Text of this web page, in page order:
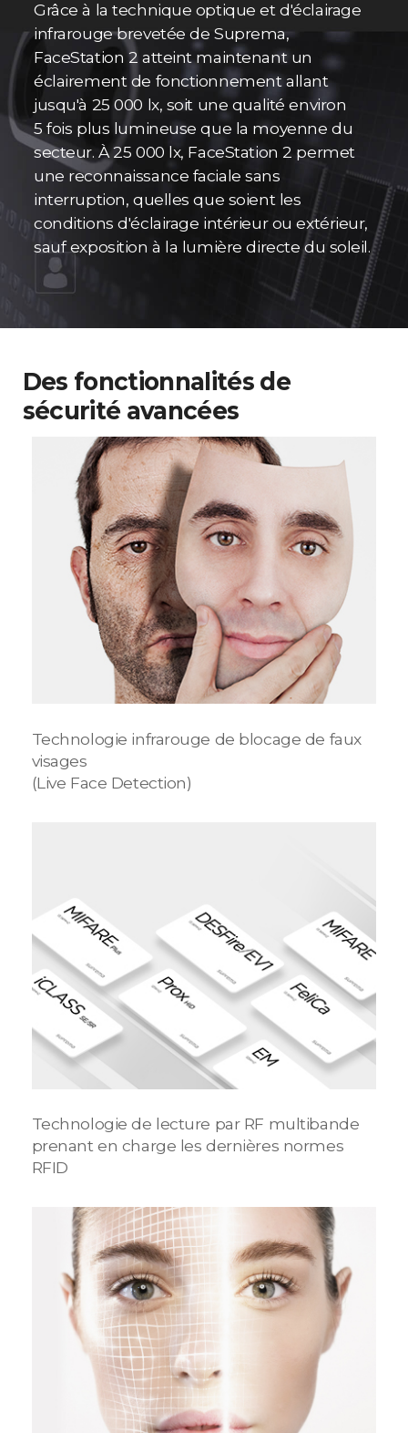
Grâce à la technique optique et d'éclairage
infrarouge brevetée de Suprema,
FaceStation 2 atteint maintenant un
éclairement de fonctionnement allant
jusqu'à 25 000 lx, soit une qualité environ
5 fois plus lumineuse que la moyenne du
secteur. À 25 000 lx, FaceStation 2 permet
une reconnaissance faciale sans
interruption, quelles que soient les
conditions d'éclairage intérieur ou extérieur,
sauf exposition à la lumière directe du soleil.
Des fonctionnalités de
sécurité avancées
Technologie infrarouge de blocage de faux
visages
(Live Face Detection)
Technologie de lecture par RF multibande
prenant en charge les dernières normes
RFID